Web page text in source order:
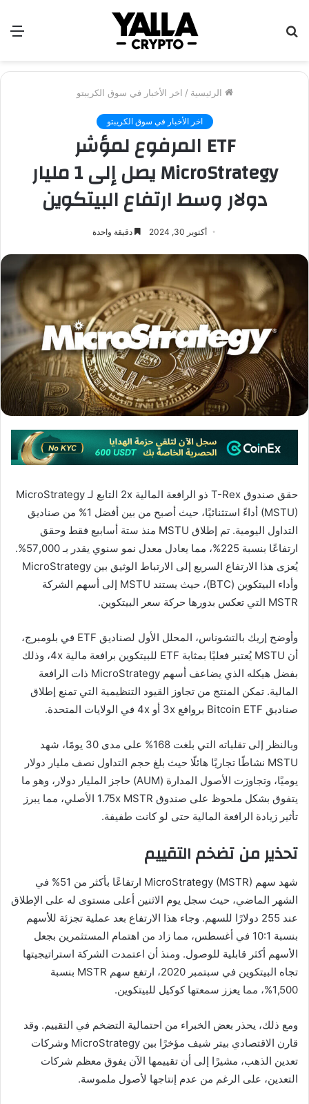
الرئيسية / اخر الأخبار في سوق الكريبتو
اخر الأخبار في سوق الكريبتو
ETF المرفوع لمؤشر
MicroStrategy يصل إلى 1 مليار
دولار وسط ارتفاع البيتكوين
أكتوبر 30, 2024 دقيقة واحدة
حقق صندوق T-Rex ذو الرافعة المالية 2x التابع لـ MicroStrategy
(MSTU) أداءً استثنائيًا، حيث أصبح من بين أفضل 1% من صناديق
التداول اليومية. تم إطلاق MSTU منذ ستة أسابيع فقط وحقق
ارتفاعًا بنسبة 225%، مما يعادل معدل نمو سنوي يقدر بـ 57,000%.
يُعزى هذا الارتفاع السريع إلى الارتباط الوثيق بين MicroStrategy
وأداء البيتكوين (BTC)، حيث يستند MSTU إلى أسهم الشركة
MSTR التي تعكس بدورها حركة سعر البيتكوين.
وأوضح إريك بالتشوناس، المحلل الأول لصناديق ETF في بلومبرج،
أن MSTU يُعتبر فعليًا بمثابة ETF للبيتكوين برافعة مالية 4x، وذلك
بفضل هيكله الذي يضاعف أسهم MicroStrategy ذات الرافعة
المالية. تمكن المنتج من تجاوز القيود التنظيمية التي تمنع إطلاق
صناديق Bitcoin ETF بروافع 3x أو 4x في الولايات المتحدة.
وبالنظر إلى تقلباته التي بلغت 168% على مدى 30 يومًا، شهد
MSTU نشاطًا تجاريًا هائلًا حيث بلغ حجم التداول نصف مليار دولار
يوميًا، وتجاوزت الأصول المدارة (AUM) حاجز المليار دولار، وهو ما
يتفوق بشكل ملحوظ على صندوق 1.75x MSTR الأصلي، مما يبرز
تأثير زيادة الرافعة المالية حتى لو كانت طفيفة.
تحذير من تضخم التقييم
شهد سهم MicroStrategy (MSTR) ارتفاعًا بأكثر من 51% في
الشهر الماضي، حيث سجل يوم الاثنين أعلى مستوى له على الإطلاق
عند 255 دولارًا للسهم. وجاء هذا الارتفاع بعد عملية تجزئة للأسهم
بنسبة 10:1 في أغسطس، مما زاد من اهتمام المستثمرين بجعل
الأسهم أكثر قابلية للوصول. ومنذ أن اعتمدت الشركة استراتيجيتها
تجاه البيتكوين في سبتمبر 2020، ارتفع سهم MSTR بنسبة
1,500%، مما يعزز سمعتها كوكيل للبيتكوين.
ومع ذلك، يحذر بعض الخبراء من احتمالية التضخم في التقييم. وقد
قارن الاقتصادي بيتر شيف مؤخرًا بين MicroStrategy وشركات
تعدين الذهب، مشيرًا إلى أن تقييمها الآن يفوق معظم شركات
التعدين، على الرغم من عدم إنتاجها لأصول ملموسة.